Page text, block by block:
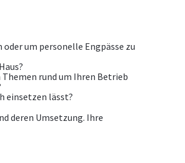
um personelle Engpässe zu
rund um Ihren Betrieb
einsetzen lässt?
deren Umsetzung. Ihre